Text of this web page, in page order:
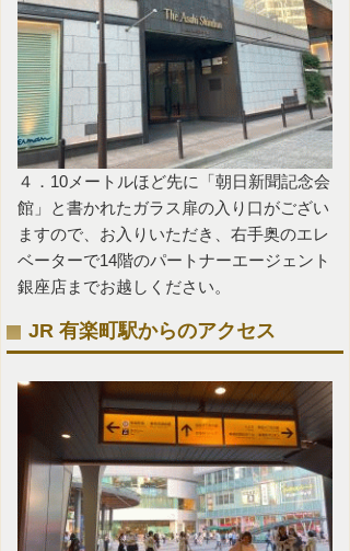
４．10メートルほど先に「朝日新聞記念会
館」と書かれたガラス扉の入り口がござい
ますので、お入りいただき、右手奥のエレ
ベーターで14階のパートナーエージェント
銀座店までお越しください。
JR 有楽町駅からのアクセス